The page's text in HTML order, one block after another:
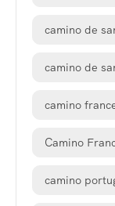
camino de
camino de
camino
Camino
camino